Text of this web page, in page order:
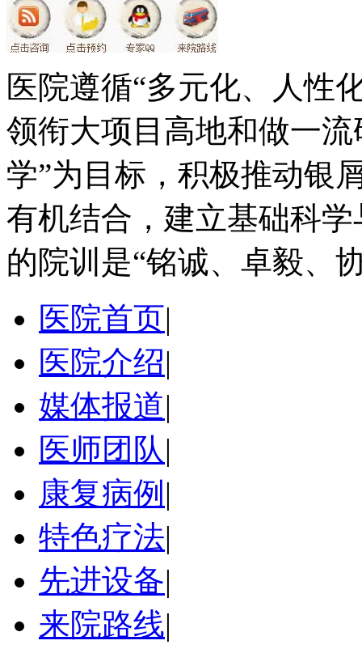
医院遵循“多元化、人性
领衔大项目高地和做一
学”为目标，积极推动银
有机结合，建立基础科
的院训是“铭诚、卓毅、
医院首页|
医院介绍|
媒体报道|
医师团队|
康复病例 |
特色疗法|
先进设备|
来院路线|